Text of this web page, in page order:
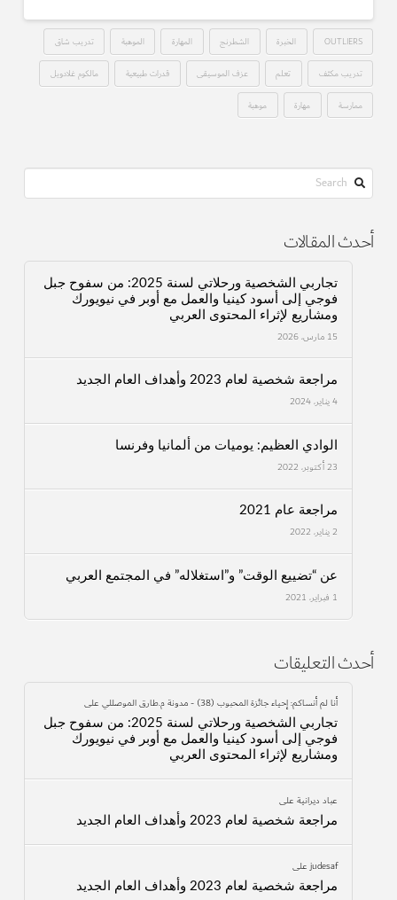
OUTLIERS الخبرة الشطرنج المهارة الموهبة تدريب شاق
تدريب مكثف تعلم عزف الموسيقى قدرات طبيعية مالكوم غلادويل
ممارسة مهارة موهبة
Search
أحدث المقالات
تجاربي الشخصية ورحلاتي لسنة 2025: من سفوح جبل
فوجي إلى أسود كينيا والعمل مع أوبر في نيويورك
ومشاريع لإثراء المحتوى العربي
15 مارس، 2026
مراجعة شخصية لعام 2023 وأهداف العام الجديد
4 يناير، 2024
الوادي العظيم: يوميات من ألمانيا وفرنسا
23 أكتوبر، 2022
مراجعة عام 2021
2 يناير، 2022
عن “تضييع الوقت” و”استغلاله” في المجتمع العربي
1 فبراير، 2021
أحدث التعليقات
أنا لم أنساكم: إحياء جائزة المحبوب (38) - مدونة م.طارق الموصللي على
تجاربي الشخصية ورحلاتي لسنة 2025: من سفوح جبل
فوجي إلى أسود كينيا والعمل مع أوبر في نيويورك
ومشاريع لإثراء المحتوى العربي
عباد ديرانيةعلى
مراجعة شخصية لعام 2023 وأهداف العام الجديد
judesafعلى
مراجعة شخصية لعام 2023 وأهداف العام الجديد